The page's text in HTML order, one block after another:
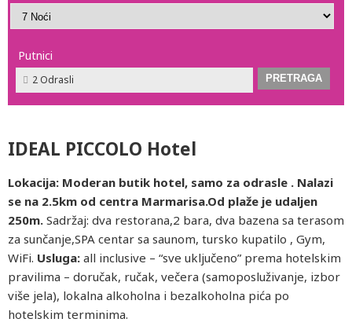
Putnici
2 Odrasli
IDEAL PICCOLO Hotel
Lokacija: Moderan butik hotel, samo za odrasle . Nalazi
se na 2.5km od centra Marmarisa.Od plaže je udaljen
250m. Sadržaj: dva restorana,2 bara, dva bazena sa terasom
za sunčanje,SPA centar sa saunom, tursko kupatilo , Gym,
WiFi. Usluga: all inclusive – “sve uključeno” prema hotelskim
pravilima – doručak, ručak, večera (samoposluživanje, izbor
više jela), lokalna alkoholna i bezalkoholna pića po
hotelskim terminima.